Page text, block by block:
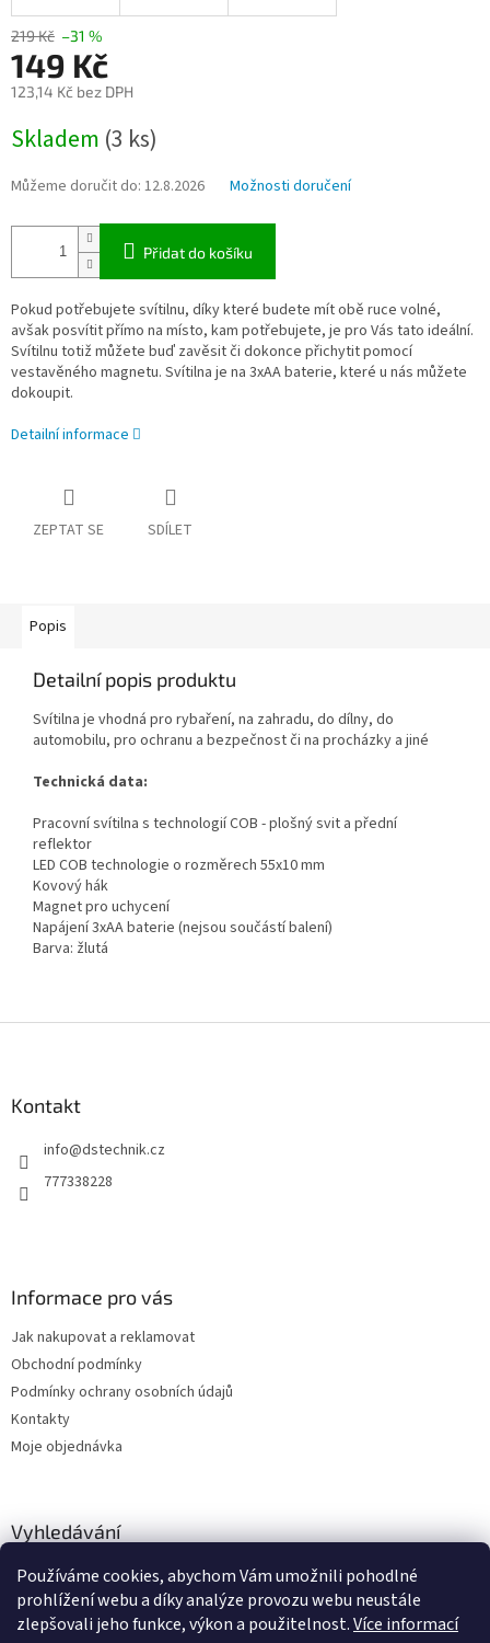
Používáme cookies, abychom Vám umožnili pohodlné
prohlížení webu a díky analýze provozu webu neustále
zlepšovali jeho funkce, výkon a použitelnost.Více informací
219 Kč –31 %
149 Kč
123,14 Kč bez DPH
cena:
Skladem (3 ks)
Můžeme doručit do: 12.8.2026 Možnosti doručení
Přidat do košíku
Pokud potřebujete svítilnu, díky které budete mít obě ruce volné,
avšak posvítit přímo na místo, kam potřebujete, je pro Vás tato ideální.
Svítilnu totiž můžete buď zavěsit či dokonce přichytit pomocí
vestavěného magnetu. Svítilna je na 3xAA baterie, které u nás můžete
dokoupit.
Detailní informace
ZEPTAT SE SDÍLET
Popis
Detailní popis produktu
Svítilna je vhodná pro rybaření, na zahradu, do dílny, do
automobilu, pro ochranu a bezpečnost či na procházky a jiné
Technická data:
Pracovní svítilna s technologií COB - plošný svit a přední
reflektor
LED COB technologie o rozměrech 55x10 mm
Kovový hák
Magnet pro uchycení
Napájení 3xAA baterie (nejsou součástí balení)
Barva: žlutá
Kontakt
info@dstechnik.cz
777338228
Informace pro vás
Jak nakupovat a reklamovat
Obchodní podmínky
Podmínky ochrany osobních údajů
Kontakty
Moje objednávka
Vyhledávání
HLEDAT